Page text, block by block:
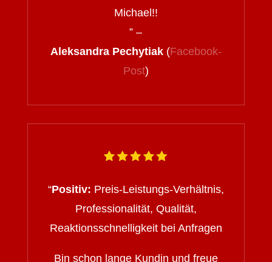
Michael!!
” –
Aleksandra Pechytiak(Facebook-
Post)
“Positiv: Preis-Leistungs-Verhältnis,
Professionalität, Qualität,
Reaktionsschnelligkeit bei Anfragen
Bin schon lange Kundin und freue